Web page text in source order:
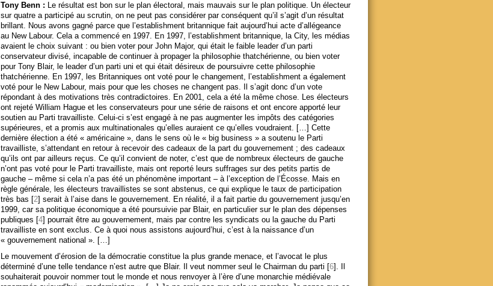
Tony Benn : Le résultat est bon sur le plan électoral, mais mauvais sur le plan politique. Un électeur
sur quatre a participé au scrutin, on ne peut pas considérer par conséquent qu’il s’agit d’un résultat
brillant. Nous avons gagné parce que l’establishment britannique fait aujourd’hui acte d’allégeance
au New Labour. Cela a commencé en 1997. En 1997, l’establishment britannique, la City, les médias
avaient le choix suivant : ou bien voter pour John Major, qui était le faible leader d’un parti
conservateur divisé, incapable de continuer à propager la philosophie thatchérienne, ou bien voter
pour Tony Blair, le leader d’un parti uni et qui était désireux de poursuivre cette philosophie
thatchérienne. En 1997, les Britanniques ont voté pour le changement, l’establishment a également
voté pour le New Labour, mais pour que les choses ne changent pas. Il s’agit donc d’un vote
répondant à des motivations très contradictoires. En 2001, cela a été la même chose. Les électeurs
ont rejeté William Hague et les conservateurs pour une série de raisons et ont encore apporté leur
soutien au Parti travailliste. Celui-ci s’est engagé à ne pas augmenter les impôts des catégories
supérieures, et a promis aux multinationales qu’elles auraient ce qu’elles voudraient. […] Cette
dernière élection a été « américaine », dans le sens où le « big business » a soutenu le Parti
travailliste, s’attendant en retour à recevoir des cadeaux de la part du gouvernement ; des cadeaux
qu’ils ont par ailleurs reçus. Ce qu’il convient de noter, c’est que de nombreux électeurs de gauche
n’ont pas voté pour le Parti travailliste, mais ont reporté leurs suffrages sur des petits partis de
gauche – même si cela n’a pas été un phénomène important – à l’exception de l’Écosse. Mais en
règle générale, les électeurs travaillistes se sont abstenus, ce qui explique le taux de participation
très bas [2] serait à l’aise dans le gouvernement. En réalité, il a fait partie du gouvernement jusqu’en
1999, car sa politique économique a été poursuivie par Blair, en particulier sur le plan des dépenses
publiques [4] pourrait être au gouvernement, mais par contre les syndicats ou la gauche du Parti
travailliste en sont exclus. Ce à quoi nous assistons aujourd’hui, c’est à la naissance d’un
« gouvernement national ». […]
Le mouvement d’érosion de la démocratie constitue la plus grande menace, et l’avocat le plus
déterminé d’une telle tendance n’est autre que Blair. Il veut nommer seul le Chairman du parti [6]. Il
souhaiterait pouvoir nommer tout le monde et nous renvoyer à l’ère d’une monarchie médiévale